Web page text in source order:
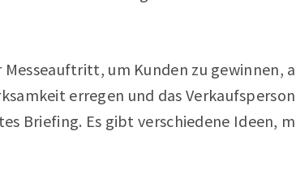
um Kunden zu gewinnen,
erregen und das
Briefing. Es gibt verschiedene Ideen,